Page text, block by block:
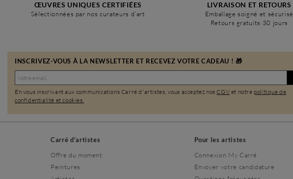
ŒUVRES UNIQUES CERTIFIÉES
Sélectionnées par nos curateurs d’art
LIVRAISON ET RETOURS
Emballage soigné et sécurisé
Retours gratuits 30 jours
INSCRIVEZ-VOUS À LA NEWSLETTER ET RECEVEZ VOTRE CADEAU ! 🎁
En vous inscrivant aux communications Carré d'artistes, vous acceptez nosCGV et notre politique de
confidentialité et cookies.
Carré d'artistes
Offre du moment
Peintures
Pour les artistes
Connexion My Carré
Envoyer votre candidature